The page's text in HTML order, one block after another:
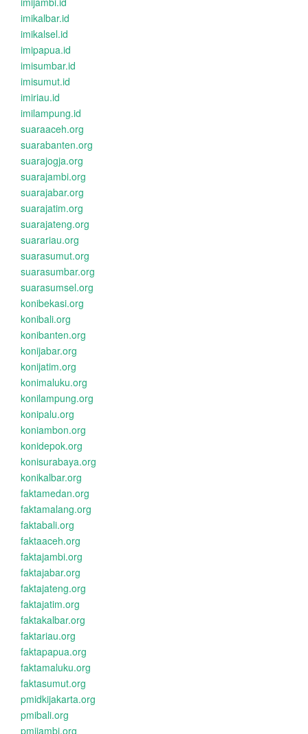
imikalbar.id
imikalsel.id
imipapua.id
imisumbar.id
imisumut.id
imiriau.id
imilampung.id
suaraaceh.org
suarabanten.org
suarajogja.org
suarajambi.org
suarajabar.org
suarajatim.org
suarajateng.org
suarariau.org
suarasumut.org
suarasumbar.org
suarasumsel.org
konibekasi.org
konibali.org
konibanten.org
konijabar.org
konijatim.org
konimaluku.org
konilampung.org
konipalu.org
koniambon.org
konidepok.org
konisurabaya.org
konikalbar.org
faktamedan.org
faktamalang.org
faktabali.org
faktaaceh.org
faktajambi.org
faktajabar.org
faktajateng.org
faktajatim.org
faktakalbar.org
faktariau.org
faktapapua.org
faktamaluku.org
faktasumut.org
pmidkijakarta.org
pmibali.org
pmijambi.org